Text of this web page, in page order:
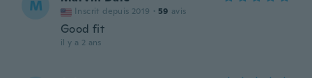
M Inscrit depuis 2019 · 59 avis
Good fit
il y a 2 ans